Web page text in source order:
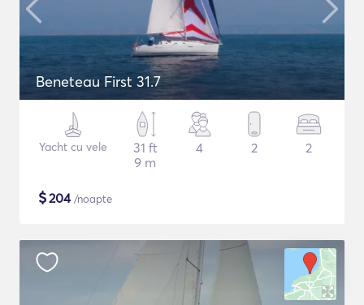
Beneteau First 31.7
Yacht cu vele
31 ft
9 m
4 2 2
$204/noapte